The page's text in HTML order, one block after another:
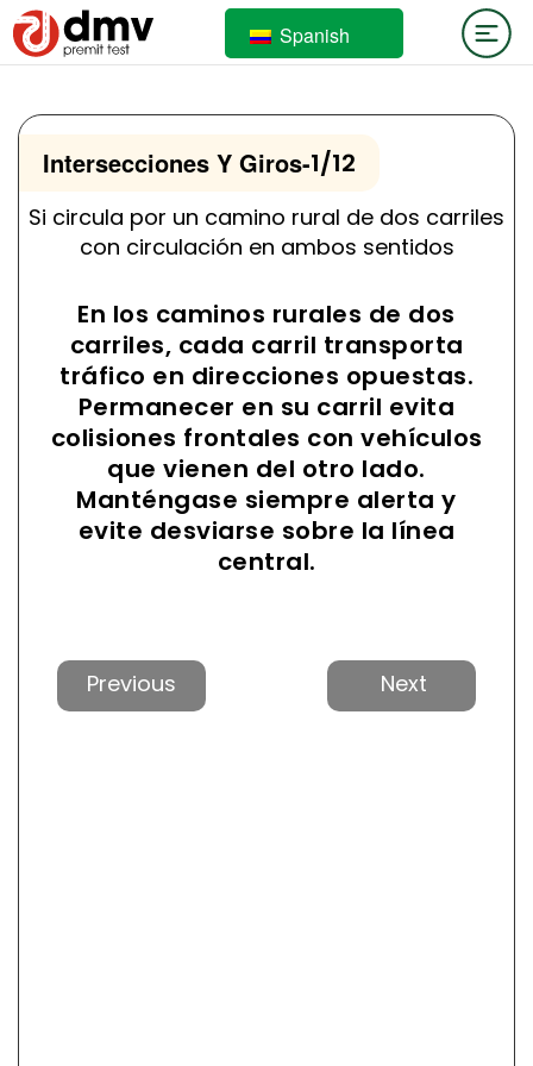
Spanish
Intersecciones Y Giros-1/12
Si circula por un camino rural de dos carriles
con circulación en ambos sentidos
En los caminos rurales de dos
carriles, cada carril transporta
tráfico en direcciones opuestas.
Permanecer en su carril evita
colisiones frontales con vehículos
que vienen del otro lado.
Manténgase siempre alerta y
evite desviarse sobre la línea
central.
Anterior